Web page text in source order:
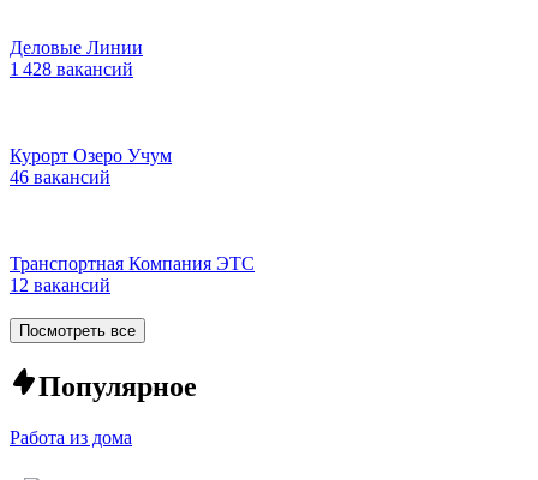
Деловые Линии
1 428 вакансий
Курорт Озеро Учум
46 вакансий
Транспортная Компания ЭТС
12 вакансий
Посмотреть все
Популярное
Работа из дома